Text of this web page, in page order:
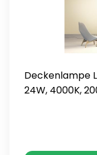
Deckenlampe
24W, 4000K,